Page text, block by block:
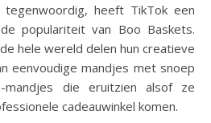
heeft TikTok een
populariteit van Boo Baskets.
hele wereld delen hun creatieve
eenvoudige mandjes met snoep
die eruitzien alsof ze
cadeauwinkel komen.